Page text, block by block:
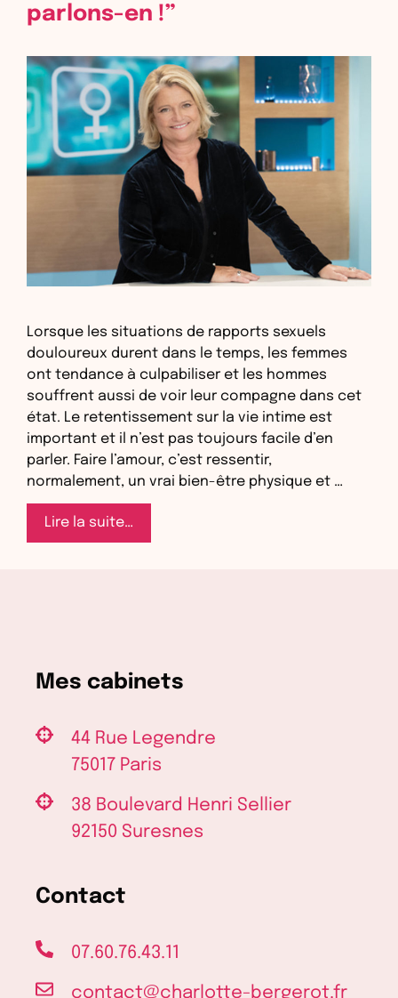
parlons-en !”
Lorsque les situations de rapports sexuels
douloureux durent dans le temps, les femmes
ont tendance à culpabiliser et les hommes
souffrent aussi de voir leur compagne dans cet
état. Le retentissement sur la vie intime est
important et il n’est pas toujours facile d’en
parler. Faire l’amour, c’est ressentir,
normalement, un vrai bien-être physique et …
Lire la suite…
du
intimes
:
en
Mes cabinets
44 Rue Legendre
75017 Paris
38 Boulevard Henri Sellier
92150 Suresnes
Contact
07.60.76.43.11
contact@charlotte-bergerot.fr